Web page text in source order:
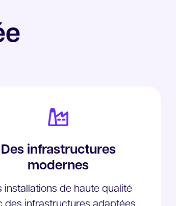
Des infrastructures
modernes
installations de haute qualité